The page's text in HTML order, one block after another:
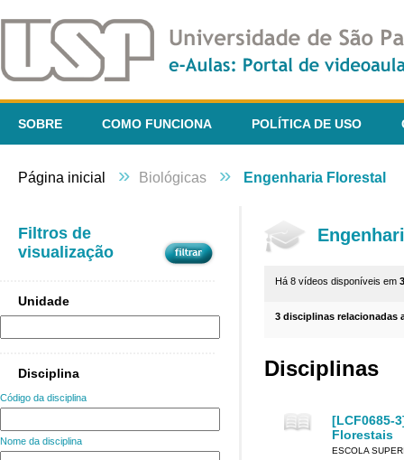
SOBRE COMO FUNCIONA POLÍTICA DE USO
Página inicial » Biológicas » Engenharia Florestal
Filtros de
visualização
Unidade
Disciplina
Código da disciplina
Nome da disciplina
Há 8 vídeos disponíveis em
3 disciplinas relacionadas
Disciplinas
[LCF0685-
Florestais
ESCOLA